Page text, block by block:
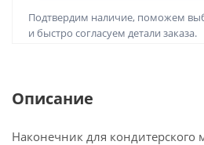
Подтвердим наличие, поможем
и быстро согласуем детали заказа.
Описание
Наконечник для кондитерского